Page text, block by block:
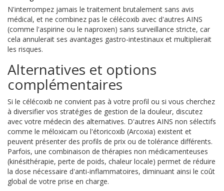
N'interrompez jamais le traitement brutalement sans avis
médical, et ne combinez pas le célécoxib avec d'autres AINS
(comme l'aspirine ou le naproxen) sans surveillance stricte, car
cela annulerait ses avantages gastro-intestinaux et multiplierait
les risques.
Alternatives et options
complémentaires
Si le célécoxib ne convient pas à votre profil ou si vous cherchez
à diversifier vos stratégies de gestion de la douleur, discutez
avec votre médecin des alternatives. D'autres AINS non sélectifs
comme le méloxicam ou l'étoricoxib (Arcoxia) existent et
peuvent présenter des profils de prix ou de tolérance différents.
Parfois, une combinaison de thérapies non médicamenteuses
(kinésithérapie, perte de poids, chaleur locale) permet de réduire
la dose nécessaire d'anti-inflammatoires, diminuant ainsi le coût
global de votre prise en charge.